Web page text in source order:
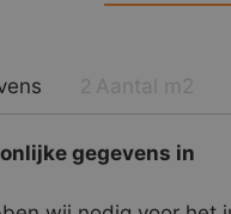
gegevens in